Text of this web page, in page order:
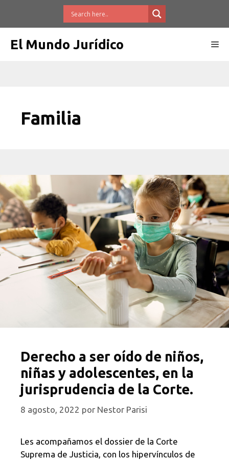
El Mundo Jurídico
Familia
Derecho a ser oído de niños,
niñas y adolescentes, en la
jurisprudencia de la Corte.
8 agosto, 2022 por Nestor Parisi
Les acompañamos el dossier de la Corte
Suprema de Justicia, con los hipervínculos de